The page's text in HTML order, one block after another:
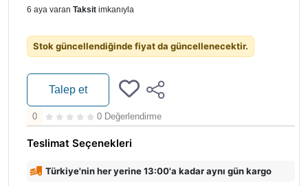
6 aya varan Taksit imkanıyla
Stok güncellendiğinde fiyat da güncellenecektir.
Talep et
0 0 Değerlendirme
Teslimat Seçenekleri
Türkiye'nin her yerine 13:00'a kadar aynı gün kargo